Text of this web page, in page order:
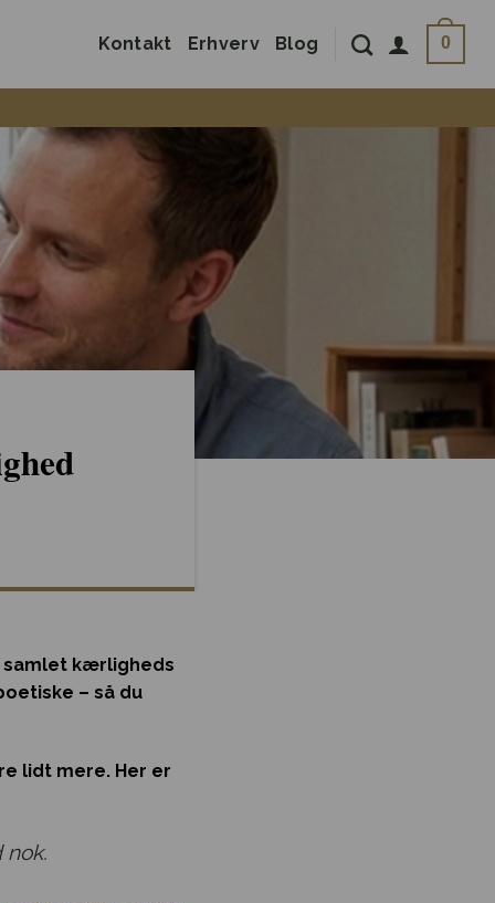
Kontakt Erhverv Blog 0
samlet kærligheds
– så du
lidt mere. Her er
nok.